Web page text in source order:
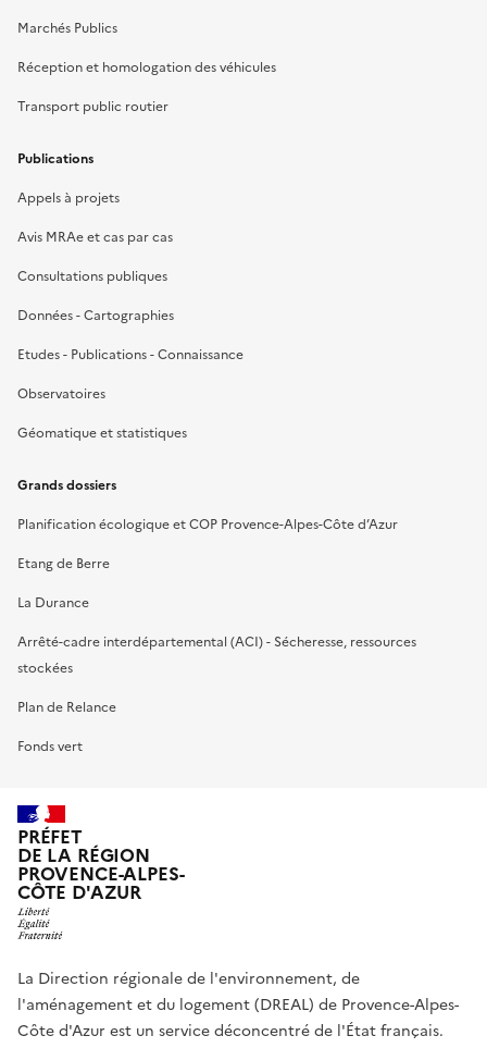
Marchés Publics
Réception et homologation des véhicules
Transport public routier
Publications
Appels à projets
Avis MRAe et cas par cas
Consultations publiques
Données - Cartographies
Etudes - Publications - Connaissance
Observatoires
Géomatique et statistiques
Grands dossiers
Planification écologique et COP Provence-Alpes-Côte d’Azur
Etang de Berre
La Durance
Arrêté-cadre interdépartemental (ACI) - Sécheresse, ressources
stockées
Plan de Relance
Fonds vert
PRÉFET
DE LA RÉGION
PROVENCE-ALPES-
CÔTE D'AZUR
La Direction régionale de l'environnement, de
l'aménagement et du logement (DREAL) de Provence-Alpes-
Côte d'Azur est un service déconcentré de l'État français.